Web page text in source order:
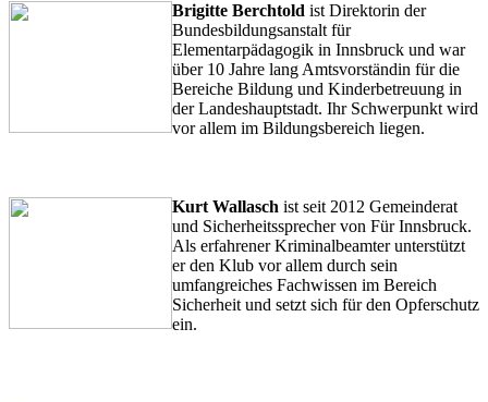
Brigitte Berchtold ist Direktorin der
Bundesbildungsanstalt für
Elementarpädagogik in Innsbruck und war
über 10 Jahre lang Amtsvorständin für die
Bereiche Bildung und Kinderbetreuung in
der Landeshauptstadt. Ihr Schwerpunkt wird
vor allem im Bildungsbereich liegen.
Kurt Wallasch ist seit 2012 Gemeinderat
und Sicherheitssprecher von Für Innsbruck.
Als erfahrener Kriminalbeamter unterstützt
er den Klub vor allem durch sein
umfangreiches Fachwissen im Bereich
Sicherheit und setzt sich für den Opferschutz
ein.